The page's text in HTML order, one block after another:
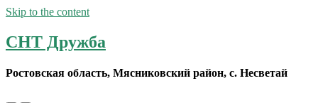
Skip to the content
СНТ Дружба
Ростовская область, Мясниковский район, с. Несветай